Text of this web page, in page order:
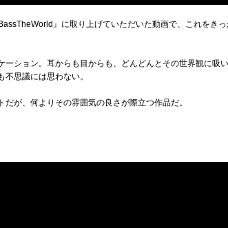
』に取り上げていただいた動画で、これをき
ション。耳からも目からも、どんどんとその世界観に吸
思議には思わない。
が、何よりその雰囲気の良さが際立つ作品だ。